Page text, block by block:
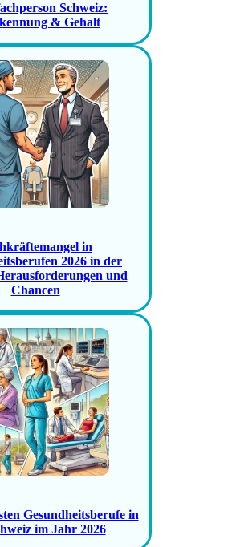
Schweiz:
& Gehalt
in
2026 in der
und
Chancen
Gesundheitsberufe in
im Jahr 2026